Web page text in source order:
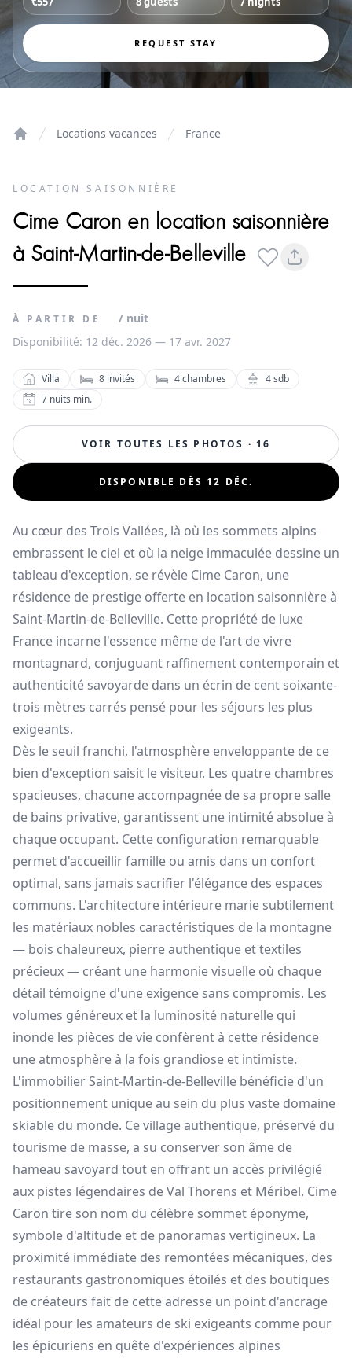
REQUEST STAY
Locations vacances France
LOCATION SAISONNIÈRE
Cime Caron en location saisonnière
à Saint-Martin-de-Belleville
À PARTIR DE
/ nuit
Disponibilité: 12 déc. 2026 — 17 avr. 2027
Villa 8 invités 4chambres 4sdb
7 nuits min.
VOIR TOUTES LES PHOTOS · 16
DISPONIBLE DÈS 12 DÉC.
Au cœur des Trois Vallées, là où les sommets alpins
embrassent le ciel et où la neige immaculée dessine un
tableau d'exception, se révèle Cime Caron, une
résidence de prestige offerte en location saisonnière à
Saint-Martin-de-Belleville. Cette propriété de luxe
France incarne l'essence même de l'art de vivre
montagnard, conjuguant raffinement contemporain et
authenticité savoyarde dans un écrin de cent soixante-
trois mètres carrés pensé pour les séjours les plus
exigeants.
Dès le seuil franchi, l'atmosphère enveloppante de ce
bien d'exception saisit le visiteur. Les quatre chambres
spacieuses, chacune accompagnée de sa propre salle
de bains privative, garantissent une intimité absolue à
chaque occupant. Cette configuration remarquable
permet d'accueillir famille ou amis dans un confort
optimal, sans jamais sacrifier l'élégance des espaces
communs. L'architecture intérieure marie subtilement
les matériaux nobles caractéristiques de la montagne
— bois chaleureux, pierre authentique et textiles
précieux — créant une harmonie visuelle où chaque
détail témoigne d'une exigence sans compromis. Les
volumes généreux et la luminosité naturelle qui
inonde les pièces de vie confèrent à cette résidence
une atmosphère à la fois grandiose et intimiste.
L'immobilier Saint-Martin-de-Belleville bénéficie d'un
positionnement unique au sein du plus vaste domaine
skiable du monde. Ce village authentique, préservé du
tourisme de masse, a su conserver son âme de
hameau savoyard tout en offrant un accès privilégié
aux pistes légendaires de Val Thorens et Méribel. Cime
Caron tire son nom du célèbre sommet éponyme,
symbole d'altitude et de panoramas vertigineux. La
proximité immédiate des remontées mécaniques, des
restaurants gastronomiques étoilés et des boutiques
de créateurs fait de cette adresse un point d'ancrage
idéal pour les amateurs de ski exigeants comme pour
les épicuriens en quête d'expériences alpines